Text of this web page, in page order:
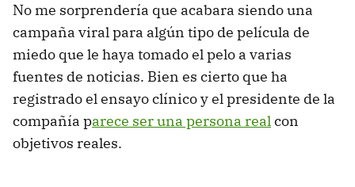
No me sorprendería que acabara siendo una
campaña viral para algún tipo de película de
miedo que le haya tomado el pelo a varias
fuentes de noticias. Bien es cierto que ha
registrado el ensayo clínico y el presidente de la
compañía parece ser una persona realcon
objetivos reales.